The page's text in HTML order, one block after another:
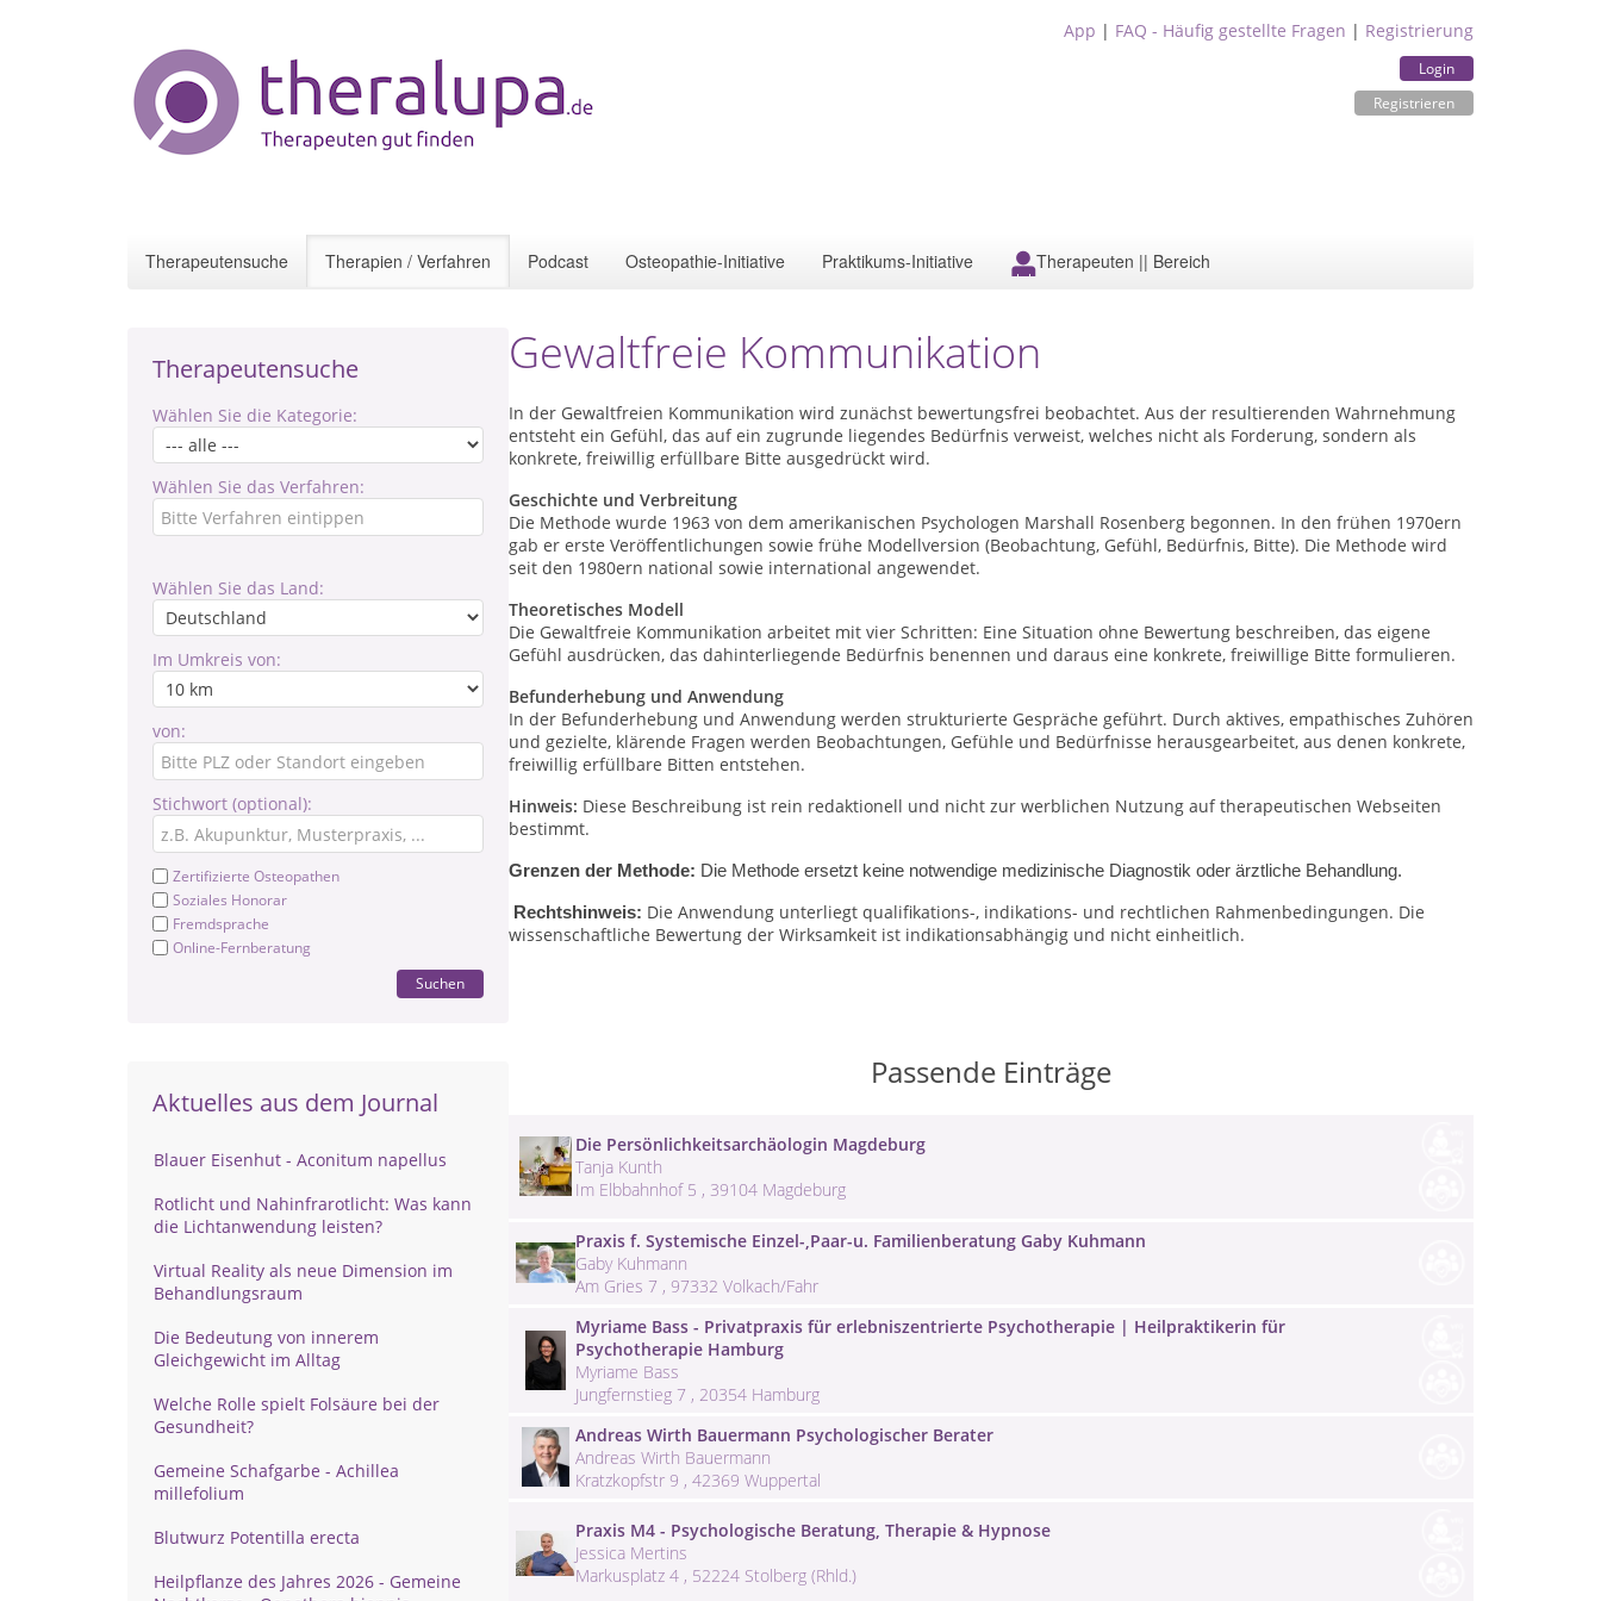
App | FAQ - Häufig gestellte Fragen | Registrierung
Login
Registrieren
Therapeutensuche Therapien / Verfahren Podcast Osteopathie-Initiative Praktikums-Initiative Therapeuten || Bereich
Therapeutensuche
Wählen Sie die Kategorie:
Wählen Sie das Verfahren:
Wählen Sie das Land:
Im Umkreis von:
von:
Stichwort (optional):
Zertifizierte Osteopathen
Soziales Honorar
Fremdsprache
Online-Fernberatung
Suchen
Aktuelles aus dem Journal
Blauer Eisenhut - Aconitum napellus
Rotlicht und Nahinfrarotlicht: Was kann
die Lichtanwendung leisten?
Virtual Reality als neue Dimension im
Behandlungsraum
Die Bedeutung von innerem
Gleichgewicht im Alltag
Welche Rolle spielt Folsäure bei der
Gesundheit?
Gemeine Schafgarbe - Achillea
millefolium
Blutwurz Potentilla erecta
Heilpflanze des Jahres 2026 - Gemeine
Gewaltfreie Kommunikation
In der Gewaltfreien Kommunikation wird zunächst bewertungsfrei beobachtet. Aus der resultierenden Wahrnehmung
entsteht ein Gefühl, das auf ein zugrunde liegendes Bedürfnis verweist, welches nicht als Forderung, sondern als
konkrete, freiwillig erfüllbare Bitte ausgedrückt wird.
Geschichte und Verbreitung
Die Methode wurde 1963 von dem amerikanischen Psychologen Marshall Rosenberg begonnen. In den frühen 1970ern
gab er erste Veröffentlichungen sowie frühe Modellversion (Beobachtung, Gefühl, Bedürfnis, Bitte). Die Methode wird
seit den 1980ern national sowie international angewendet.
Theoretisches Modell
Die Gewaltfreie Kommunikation arbeitet mit vier Schritten: Eine Situation ohne Bewertung beschreiben, das eigene
Gefühl ausdrücken, das dahinterliegende Bedürfnis benennen und daraus eine konkrete, freiwillige Bitte formulieren.
Befunderhebung und Anwendung
In der Befunderhebung und Anwendung werden strukturierte Gespräche geführt. Durch aktives, empathisches Zuhören
und gezielte, klärende Fragen werden Beobachtungen, Gefühle und Bedürfnisse herausgearbeitet, aus denen konkrete,
freiwillig erfüllbare Bitten entstehen.
Hinweis: Diese Beschreibung ist rein redaktionell und nicht zur werblichen Nutzung auf therapeutischen Webseiten
bestimmt.
Grenzen der Methode: Die Methode ersetzt keine notwendige medizinische Diagnostik oder ärztliche Behandlung.
Rechtshinweis: Die Anwendung unterliegt qualifikations-, indikations- und rechtlichen Rahmenbedingungen. Die
wissenschaftliche Bewertung der Wirksamkeit ist indikationsabhängig und nicht einheitlich.
Passende Einträge
Die Persönlichkeitsarchäologin Magdeburg
Tanja Kunth
Im Elbbahnhof 5 , 39104 Magdeburg
Praxis f. Systemische Einzel-,Paar-u. Familienberatung Gaby Kuhmann
Gaby Kuhmann
Am Gries 7 , 97332 Volkach/Fahr
Myriame Bass - Privatpraxis für erlebniszentrierte Psychotherapie | Heilpraktikerin für
Psychotherapie Hamburg
Myriame Bass
Jungfernstieg 7 , 20354 Hamburg
Andreas Wirth Bauermann Psychologischer Berater
Andreas Wirth Bauermann
Kratzkopfstr 9 , 42369 Wuppertal
Praxis M4 - Psychologische Beratung, Therapie & Hypnose
Jessica Mertins
Markusplatz 4 , 52224 Stolberg (Rhld.)